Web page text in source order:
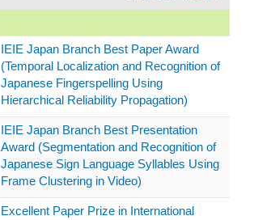
IEIE Japan Branch Best Paper Award
(Temporal Localization and Recognition of
Japanese Fingerspelling Using
Hierarchical Reliability Propagation)
IEIE Japan Branch Best Presentation
Award (Segmentation and Recognition of
Japanese Sign Language Syllables Using
Frame Clustering in Video)
Excellent Paper Prize in International